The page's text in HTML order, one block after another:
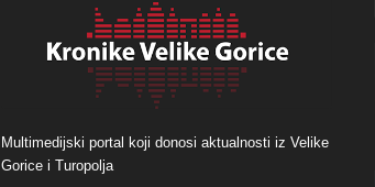
Multimedijski portal koji donosi aktualnosti iz Velike
Gorice i Turopolja